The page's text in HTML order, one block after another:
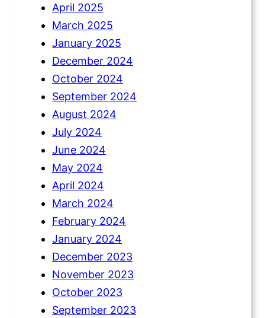
April 2025
March 2025
January 2025
December 2024
October 2024
September 2024
August 2024
July 2024
June 2024
May 2024
April 2024
March 2024
February 2024
January 2024
December 2023
November 2023
October 2023
September 2023